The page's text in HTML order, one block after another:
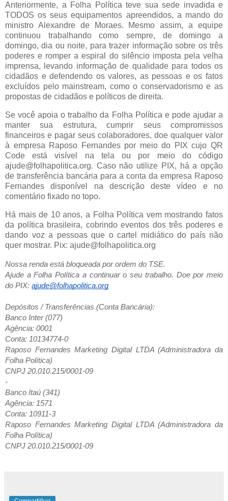
Anteriormente, a Folha Política teve sua sede invadida e
TODOS os seus equipamentos apreendidos, a mando do
ministro Alexandre de Moraes. Mesmo assim, a equipe
continuou trabalhando como sempre, de domingo a
domingo, dia ou noite, para trazer informação sobre os três
poderes e romper a espiral do silêncio imposta pela velha
imprensa, levando informação de qualidade para todos os
cidadãos e defendendo os valores, as pessoas e os fatos
excluídos pelo mainstream, como o conservadorismo e as
propostas de cidadãos e políticos de direita.
Se você apoia o trabalho da Folha Política e pode ajudar a
manter sua estrutura, cumprir seus compromissos
financeiros e pagar seus colaboradores, doe qualquer valor
à empresa Raposo Fernandes por meio do PIX cujo QR
Code está visível na tela ou por meio do código
ajude@folhapolitica.org. Caso não utilize PIX, há a opção
de transferência bancária para a conta da empresa Raposo
Fernandes disponível na descrição deste vídeo e no
comentário fixado no topo.
Há mais de 10 anos, a Folha Política vem mostrando fatos
da política brasileira, cobrindo eventos dos três poderes e
dando voz a pessoas que o cartel midiático do país não
quer mostrar. Pix: ajude@folhapolitica.org
Nossa renda está bloqueada por ordem do TSE.
Ajude a Folha Política a continuar o seu trabalho. Doe por meio
do PIX: ajude@folhapolitica.org
Depósitos / Transferências (Conta Bancária):
Banco Inter (077)
Agência: 0001
Conta: 10134774-0
Raposo Fernandes Marketing Digital LTDA (Administradora da
Folha Política)
CNPJ 20.010.215/0001-09
-
Banco Itaú (341)
Agência: 1571
Conta: 10911-3
Raposo Fernandes Marketing Digital LTDA (Administradora da
Folha Política)
CNPJ 20.010.215/0001-09